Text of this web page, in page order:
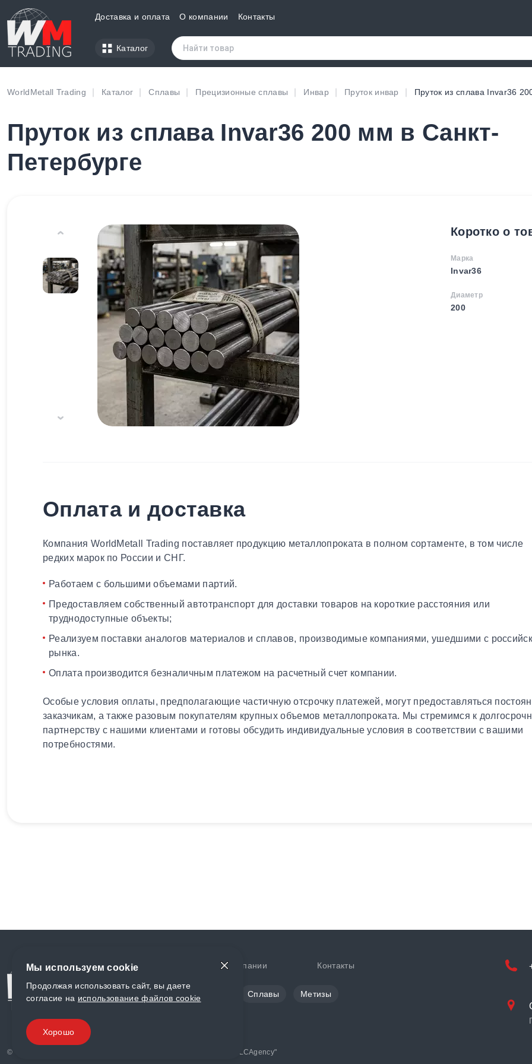
Доставка и оплата О компании Контакты
Каталог
WorldMetall Trading Каталог Сплавы Прецизионные сплавы Инвар Пруток инвар Пруток из сплава Invar36
Пруток из сплава Invar36 200 мм в Санкт-
Петербурге
Коротко о
Марка
Invar36
Диаметр
200
Оплата и доставка
Компания WorldMetall Trading поставляет продукцию металлопроката в полном сортаменте, в том числе
редких марок по России и СНГ.
Работаем с большими объемами партий.
Предоставляем собственный автотранспорт для доставки товаров на короткие расстояния или
труднодоступные объекты;
Реализуем поставки аналогов материалов и сплавов, производимые компаниями, ушедшими с
рынка.
Оплата производится безналичным платежом на расчетный счет компании.
Особые условия оплаты, предполагающие частичную отсрочку платежей, могут предоставляться
заказчикам, а также разовым покупателям крупных объемов металлопроката. Мы стремимся к
партнерству с нашими клиентами и готовы обсудить индивидуальные условия в соответствии с вашими
потребностями.
Доставка и оплата О компании Контакты
Цветной металл Сплавы Метизы
© «World Metall» 2025, Разработка и комплексное продвижение " LCAgency"
Мы используем cookie
Продолжая использовать сайт, вы даете
согласие на использование файлов cookie
Хорошо